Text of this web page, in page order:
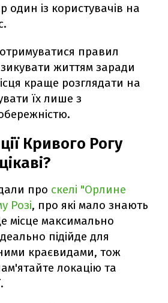
один із користувачів на
правил
життям заради
краще розглядати на
їх лише з
Кривого Рогу
про скелі "Орлине
Розі, про які мало знають
місце максимально
підійде для
краєвидами, тож
локацію та